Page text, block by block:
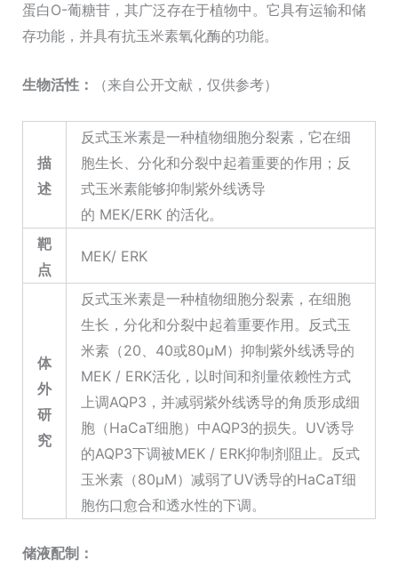
蛋白O-葡糖苷，其广泛存在于植物中。它具有运输和储
存功能，并具有抗玉米素氧化酶的功能。
生物活性： （来自公开文献，仅供参考）
描
述
反式玉米素是一种植物细胞分裂素，它在细
胞生长、分化和分裂中起着重要的作用；反
式玉米素能够抑制紫外线诱导
的 MEK/ERK 的活化。
靶
点
MEK/ ERK
体
外
研
究
反式玉米素是一种植物细胞分裂素，在细胞
生长，分化和分裂中起着重要作用。反式玉
米素（20、40或80μM）抑制紫外线诱导的
MEK / ERK活化，以时间和剂量依赖性方式
上调AQP3，并减弱紫外线诱导的角质形成细
胞（HaCaT细胞）中AQP3的损失。UV诱导
的AQP3下调被MEK / ERK抑制剂阻止。反式
玉米素（80μM）减弱了UV诱导的HaCaT细
胞伤口愈合和透水性的下调。
储液配制：